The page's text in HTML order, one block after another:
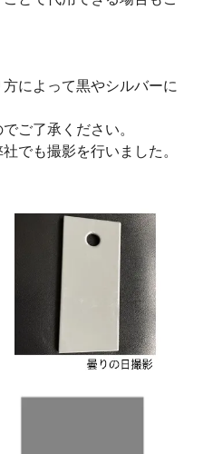
によって黒やシルバーに
ご了承ください。
でも撮影を行いました。